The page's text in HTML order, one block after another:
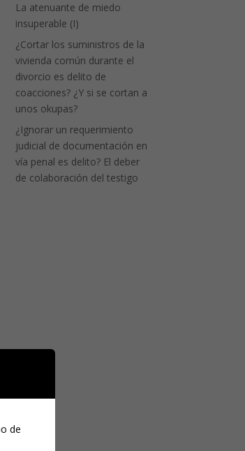
La atenuante de miedo
insuperable (I)
¿Cortar los suministros de la
vivienda común durante el
divorcio es delito de
coacciones? ¿Y si se cortan a
unos okupas?
¿Ignorar un requerimiento
judicial de documentación en
vía penal es delito? El deber
de colaboración del testigo
de